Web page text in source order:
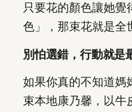
只要花的顏色讓她覺
色」，那束花就是全
別怕選錯，行動就是
如果你真的不知道媽
束本地康乃馨，以